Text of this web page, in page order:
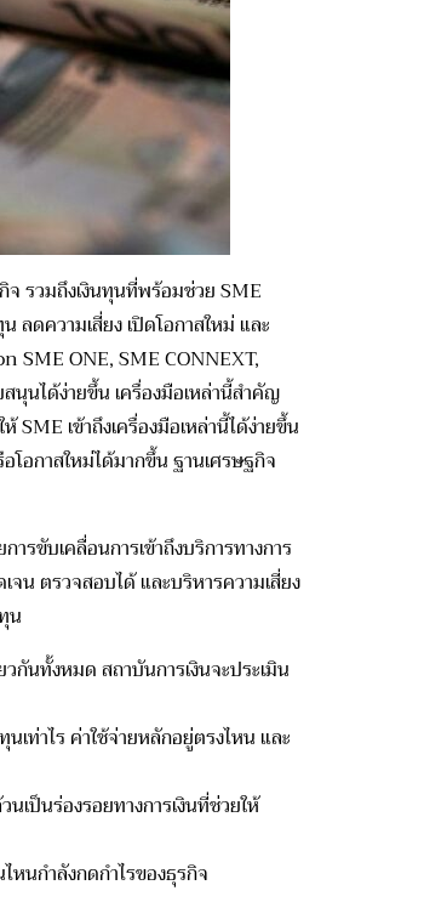
จ รวมถึงเงินทุนที่พร้อมช่วย SME
ลดความเสี่ยง เปิดโอกาสใหม่ และ
SME ONE, SME CONNEXT,
นุนได้ง่ายขึ้น เครื่องมือเหล่านี้สำคัญ
SME เข้าถึงเครื่องมือเหล่านี้ได้ง่ายขึ้น
โอกาสใหม่ได้มากขึ้น ฐานเศรษฐกิจ
ขับเคลื่อนการเข้าถึงบริการทางการ
จน ตรวจสอบได้ และบริหารความเสี่ยง
น
กันทั้งหมด สถาบันการเงินจะประเมิน
นเท่าไร ค่าใช้จ่ายหลักอยู่ตรงไหน และ
เป็นร่องรอยทางการเงินที่ช่วยให้
หนกำลังกดกำไรของธุรกิจ